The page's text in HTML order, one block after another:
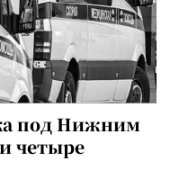
под Нижним
четыре